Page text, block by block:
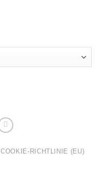
COOKIE-RICHTLINIE (EU)